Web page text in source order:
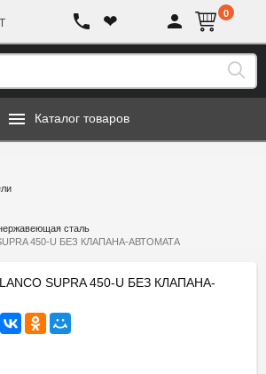
❤ 0
Каталог товаров
сталь
450-U БЕЗ КЛАПАНА-АВТОМАТА
SUPRA 450-U БЕЗ КЛАПАНА-